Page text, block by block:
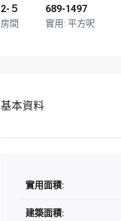
2-５
房間
689-1497
平方呎
基本資料
實用面積:
建築面積: